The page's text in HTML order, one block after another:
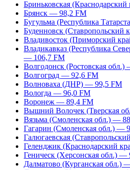
Бриньковская
Брянск — 98,2 FM
Бугульма (Республика
Буденновск (Ставропольский
Владивосток (Приморский
Владикавказ (Республика
— 106,7 FM
Волгодонск (Ростовская
Волгоград — 92,6 FM
Волноваха (ДНР) — 99,5 FM
Вологда — 96,0 FM
Воронеж — 89,4 FM
Вышний Волочек (Тверская
Вязьма (Смоленская обл.) —
Гагарин (Смоленская обл.) —
Галюгаевская
Геленджик (Краснодарский
Геническ (Херсонская обл.) —
Далматово (Курганская обл.)